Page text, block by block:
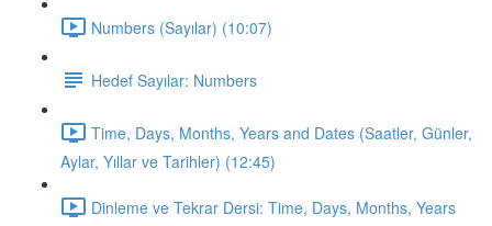
Numbers (Sayılar) (10:07)
Hedef Sayılar: Numbers
Time, Days, Months, Years and Dates (Saatler, Günler,
Aylar, Yıllar ve Tarihler) (12:45)
Dinleme ve Tekrar Dersi: Time, Days, Months, Years